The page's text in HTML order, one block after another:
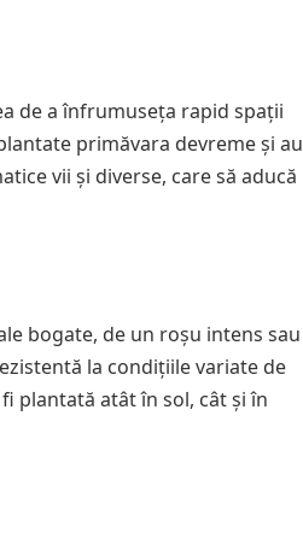
de a înfrumuseța rapid spații
primăvara devreme și au
vii și diverse, care să aducă
bogate, de un roșu intens sau
la condițiile variate de
plantată atât în sol, cât și în